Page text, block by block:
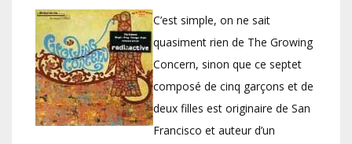
C’est simple, on ne sait
quasiment rien de The Growing
Concern, sinon que ce septet
composé de cinq garçons et de
deux filles est originaire de San
Francisco et auteur d’un